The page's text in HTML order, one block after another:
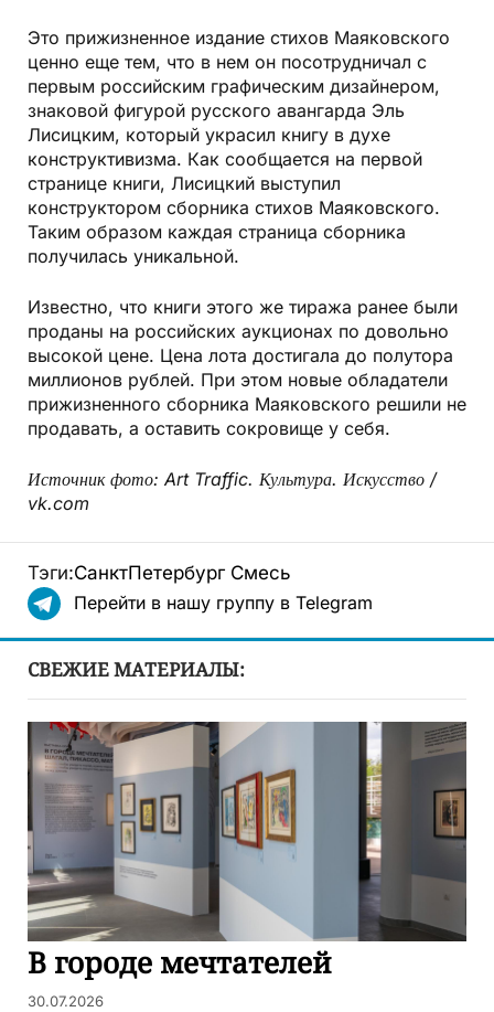
Это прижизненное издание стихов Маяковского
ценно еще тем, что в нем он посотрудничал с
первым российским графическим дизайнером,
знаковой фигурой русского авангарда Эль
Лисицким, который украсил книгу в духе
конструктивизма. Как сообщается на первой
странице книги, Лисицкий выступил
конструктором сборника стихов Маяковского.
Таким образом каждая страница сборника
получилась уникальной.
Известно, что книги этого же тиража ранее были
проданы на российских аукционах по довольно
высокой цене. Цена лота достигала до полутора
миллионов рублей. При этом новые обладатели
прижизненного сборника Маяковского решили не
продавать, а оставить сокровище у себя.
Источник фото: Art Traffic. Культура. Искусство /
vk.com
Тэги:СанктПетербург Смесь
Перейти в нашу группу в Telegram
СВЕЖИЕ МАТЕРИАЛЫ:
В городе мечтателей
30.07.2026